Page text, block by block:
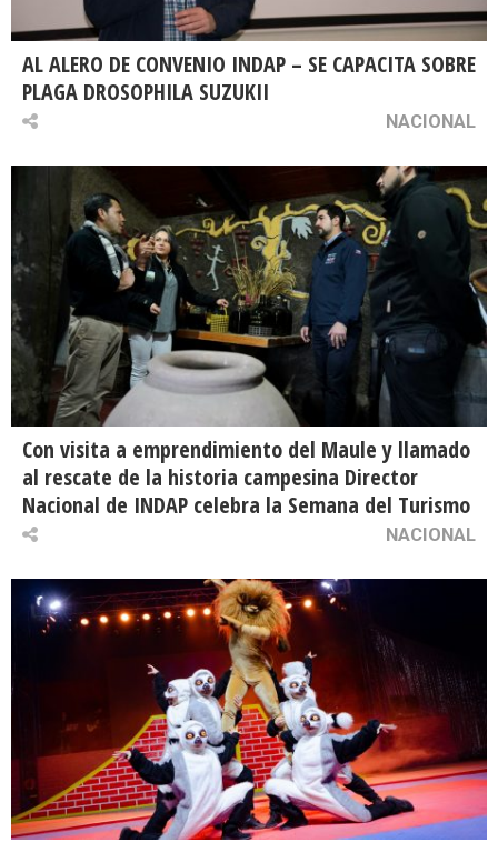
AL ALERO DE CONVENIO INDAP – SE CAPACITA SOBRE
PLAGA DROSOPHILA SUZUKII
NACIONAL
Con visita a emprendimiento del Maule y llamado
al rescate de la historia campesina Director
Nacional de INDAP celebra la Semana del Turismo
NACIONAL